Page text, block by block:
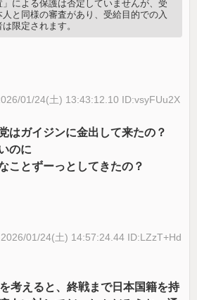
による保護は否定していませんが、受
と同様の審査があり、受給目的での入
限定されます。
01/24(土) 13:43:12.10 ID:vsyFUu2X
はガイジンに金出して来たの？
のに
ことずーっとしてきたの？
2026/01/24(土) 14:57:24.44 ID:LZzT+Hd
考えると、終戦まで日本国籍を持